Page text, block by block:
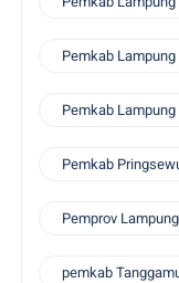
Pemkab Lampung
Pemkab
Pemkab
Pemprov Lampung
pemkab